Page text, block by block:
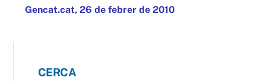
Gencat.cat, 26 de febrer de 2010
CERCA